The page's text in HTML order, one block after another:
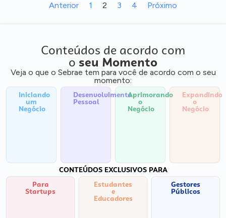
Anterior 1 2 3 4 Próximo
Conteúdos de acordo com
o seu Momento
Veja o que o Sebrae tem para você de acordo com o seu
momento:
Iniciando
um
Negócio
Desenvolvimento
Pessoal
Aprimorando
o
Negócio
Expandindo
o
Negócio
CONTEÚDOS EXCLUSIVOS PARA
Para
Startups
Estudantes
e
Educadores
Gestores
Públicos